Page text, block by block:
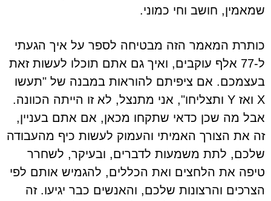
שמאמין, חושב וחי כמוני.
כותרת המאמר הזה מבטיחה לספר על איך הגעתי
ל-77 אלף עוקבים, ואיך גם אתם תוכלו לעשות זאת
בעצמכם. אם ציפיתם להוראות במבנה של "תעשו
X ואז Y ותצליחו", אני מתנצל, לא זו הייתה הכוונה.
אבל מה שכן כדאי שתקחו מכאן, אם אתם בעניין,
זה את הצורך האמיתי והעמוק לעשות כיף מהעבודה
שלכם, לתת משמעות לדברים, ובעיקר, לשחרר
טיפה את הלחצים ואת הכללים, להגמיש אותם לפי
הצרכים והרצונות שלכם, והאנשים כבר יגיעו. זה